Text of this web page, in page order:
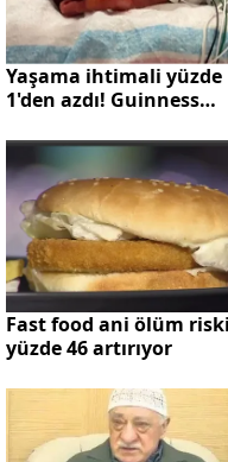
Yaşama ihtimali yüzde
1'den azdı! Guinness
Fast food ani ölüm
yüzde 46 artırıyor